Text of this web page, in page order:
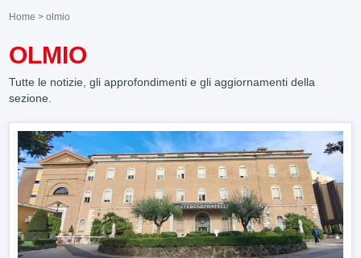
Home > olmio
OLMIO
Tutte le notizie, gli approfondimenti e gli aggiornamenti della
sezione.